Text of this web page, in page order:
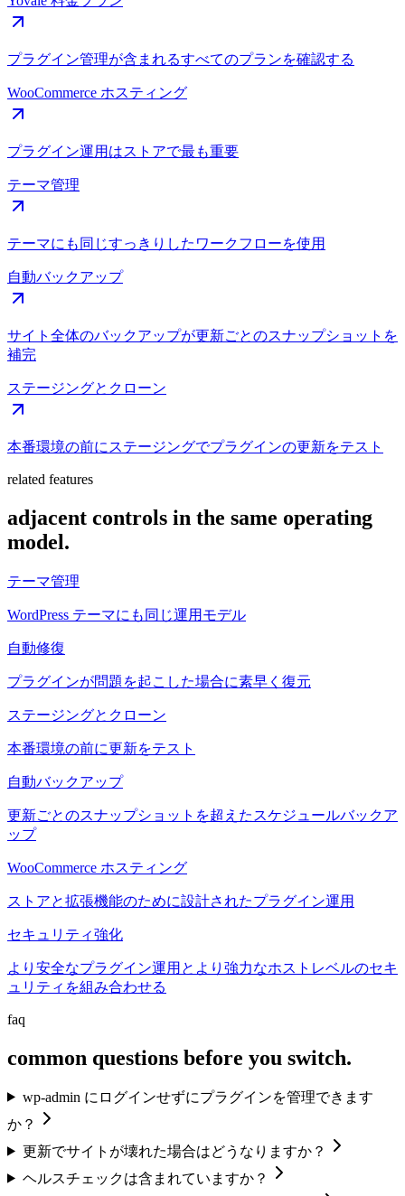
プラグイン管理が含まれるすべてのプランを確認する
WooCommerce ホスティング
プラグイン運用はストアで最も重要
テーマ管理
テーマにも同じすっきりしたワークフローを使用
自動バックアップ
サイト全体のバックアップが更新ごとのスナップショットを
補完
ステージングとクローン
本番環境の前にステージングでプラグインの更新をテスト
related features
adjacent controls in the same operating
model.
テーマ管理
WordPress テーマにも同じ運用モデル
自動修復
プラグインが問題を起こした場合に素早く復元
ステージングとクローン
本番環境の前に更新をテスト
自動バックアップ
更新ごとのスナップショットを超えたスケジュールバックア
ップ
WooCommerce ホスティング
ストアと拡張機能のために設計されたプラグイン運用
セキュリティ強化
より安全なプラグイン運用とより強力なホストレベルのセキ
ュリティを組み合わせる
faq
common questions before you switch.
wp-admin にログインせずにプラグインを管理できます
か？
更新でサイトが壊れた場合はどうなりますか？
ヘルスチェックは含まれていますか？